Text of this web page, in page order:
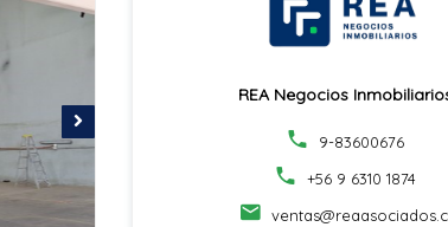
REA Negocios
9-83600676
+56 9 6310 1874